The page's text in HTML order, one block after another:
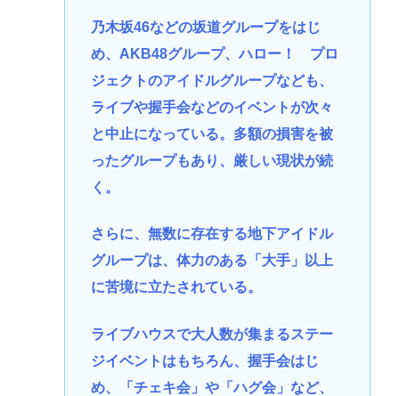
乃木坂46などの坂道グループをはじ
め、AKB48グループ、ハロー！ プロ
ジェクトのアイドルグループなども、
ライブや握手会などのイベントが次々
と中止になっている。多額の損害を被
ったグループもあり、厳しい現状が続
く。
さらに、無数に存在する地下アイドル
グループは、体力のある「大手」以上
に苦境に立たされている。
ライブハウスで大人数が集まるステー
ジイベントはもちろん、握手会はじ
め、「チェキ会」や「ハグ会」など、